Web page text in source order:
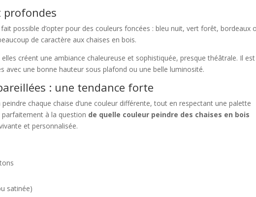
profondes
possible d’opter pour des couleurs foncées : bleu nuit, vert forêt, bordeaux
de caractère aux chaises en bois.
créent une ambiance chaleureuse et sophistiquée, presque théâtrale. Il est
avec une bonne hauteur sous plafond ou une belle luminosité.
: une tendance forte
chaque chaise d’une couleur différente, tout en respectant une palette
à la question de quelle couleur peindre des chaises en bois
et personnalisée.
satinée)